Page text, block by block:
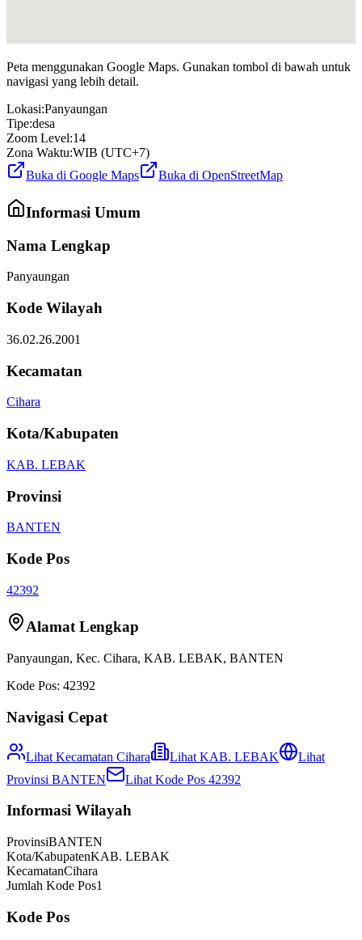
Peta menggunakan Google Maps. Gunakan tombol di bawah untuk
navigasi yang lebih detail.
Lokasi:Panyaungan
Tipe:desa
Zoom Level:14
Zona Waktu:WIB (UTC+7)
Buka di Google Maps
Buka di OpenStreetMap
Informasi Umum
Nama Lengkap
Panyaungan
Kode Wilayah
36.02.26.2001
Kecamatan
Cihara
Kota/Kabupaten
KAB. LEBAK
Provinsi
BANTEN
Kode Pos
42392
Alamat Lengkap
Panyaungan, Kec. Cihara, KAB. LEBAK, BANTEN
Kode Pos: 42392
Navigasi Cepat
Lihat Kecamatan Cihara Lihat KAB. LEBAK
Lihat
Provinsi BANTEN Lihat Kode Pos 42392
Informasi Wilayah
ProvinsiBANTEN
Kota/KabupatenKAB. LEBAK
KecamatanCihara
Jumlah Kode Pos1
Kode Pos